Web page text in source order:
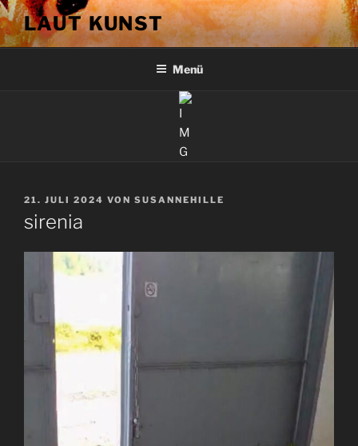
Zum
Inhalt
springen
LAUT KUNST
Menü
VERÖFFENTLICHT
AM
21. JULI 2024 VON SUSANNEHILLE
sirenia